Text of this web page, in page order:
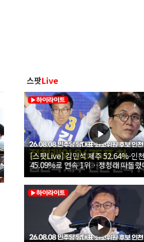
스팟Live
[스팟Live] 김민석 제주 52.64%·인천
45.09%로 연속 1위…정청래 따돌렸
26.08.08 더불어민주당 당대표·최고위
보 인천 합동연설회